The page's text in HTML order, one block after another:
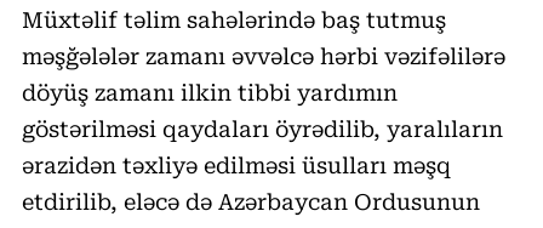
Müxtəlif təlim sahələrində baş tutmuş
məşğələlər zamanı əvvəlcə hərbi vəzifəlilərə
döyüş zamanı ilkin tibbi yardımın
göstərilməsi qaydaları öyrədilib, yaralıların
ərazidən təxliyə edilməsi üsulları məşq
etdirilib, eləcə də Azərbaycan Ordusunun